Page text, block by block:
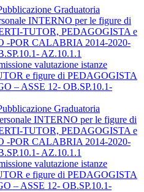
Graduatoria
INTERNO per le figure di
TUTOR, PEDAGOGISTA e
-POR CALABRIA 2014-2020-
AZ.10.1.1
valutazione istanze
e figure di PEDAGOGISTA
– ASSE 12- OB.SP.10.1-
Graduatoria
INTERNO per le figure di
TUTOR, PEDAGOGISTA e
-POR CALABRIA 2014-2020-
AZ.10.1.1
valutazione istanze
e figure di PEDAGOGISTA
– ASSE 12- OB.SP.10.1-